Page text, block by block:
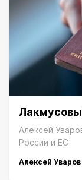
Алексей
России и ЕС
Алексей Уваров